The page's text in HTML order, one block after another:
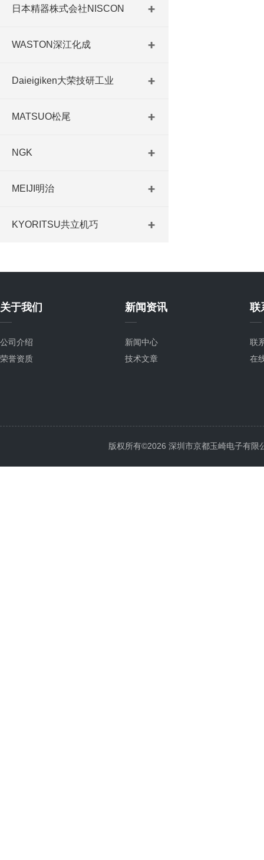
日本精器株式会社NISCON
WASTON深江化成
Daieigiken大荣技研工业
MATSUO松尾
NGK
MEIJI明治
KYORITSU共立机巧
关于我们
公司介绍
荣誉资质
新闻资讯
新闻中心
技术文章
联
联
在
版权所有©2026 深圳市京都玉崎电子有